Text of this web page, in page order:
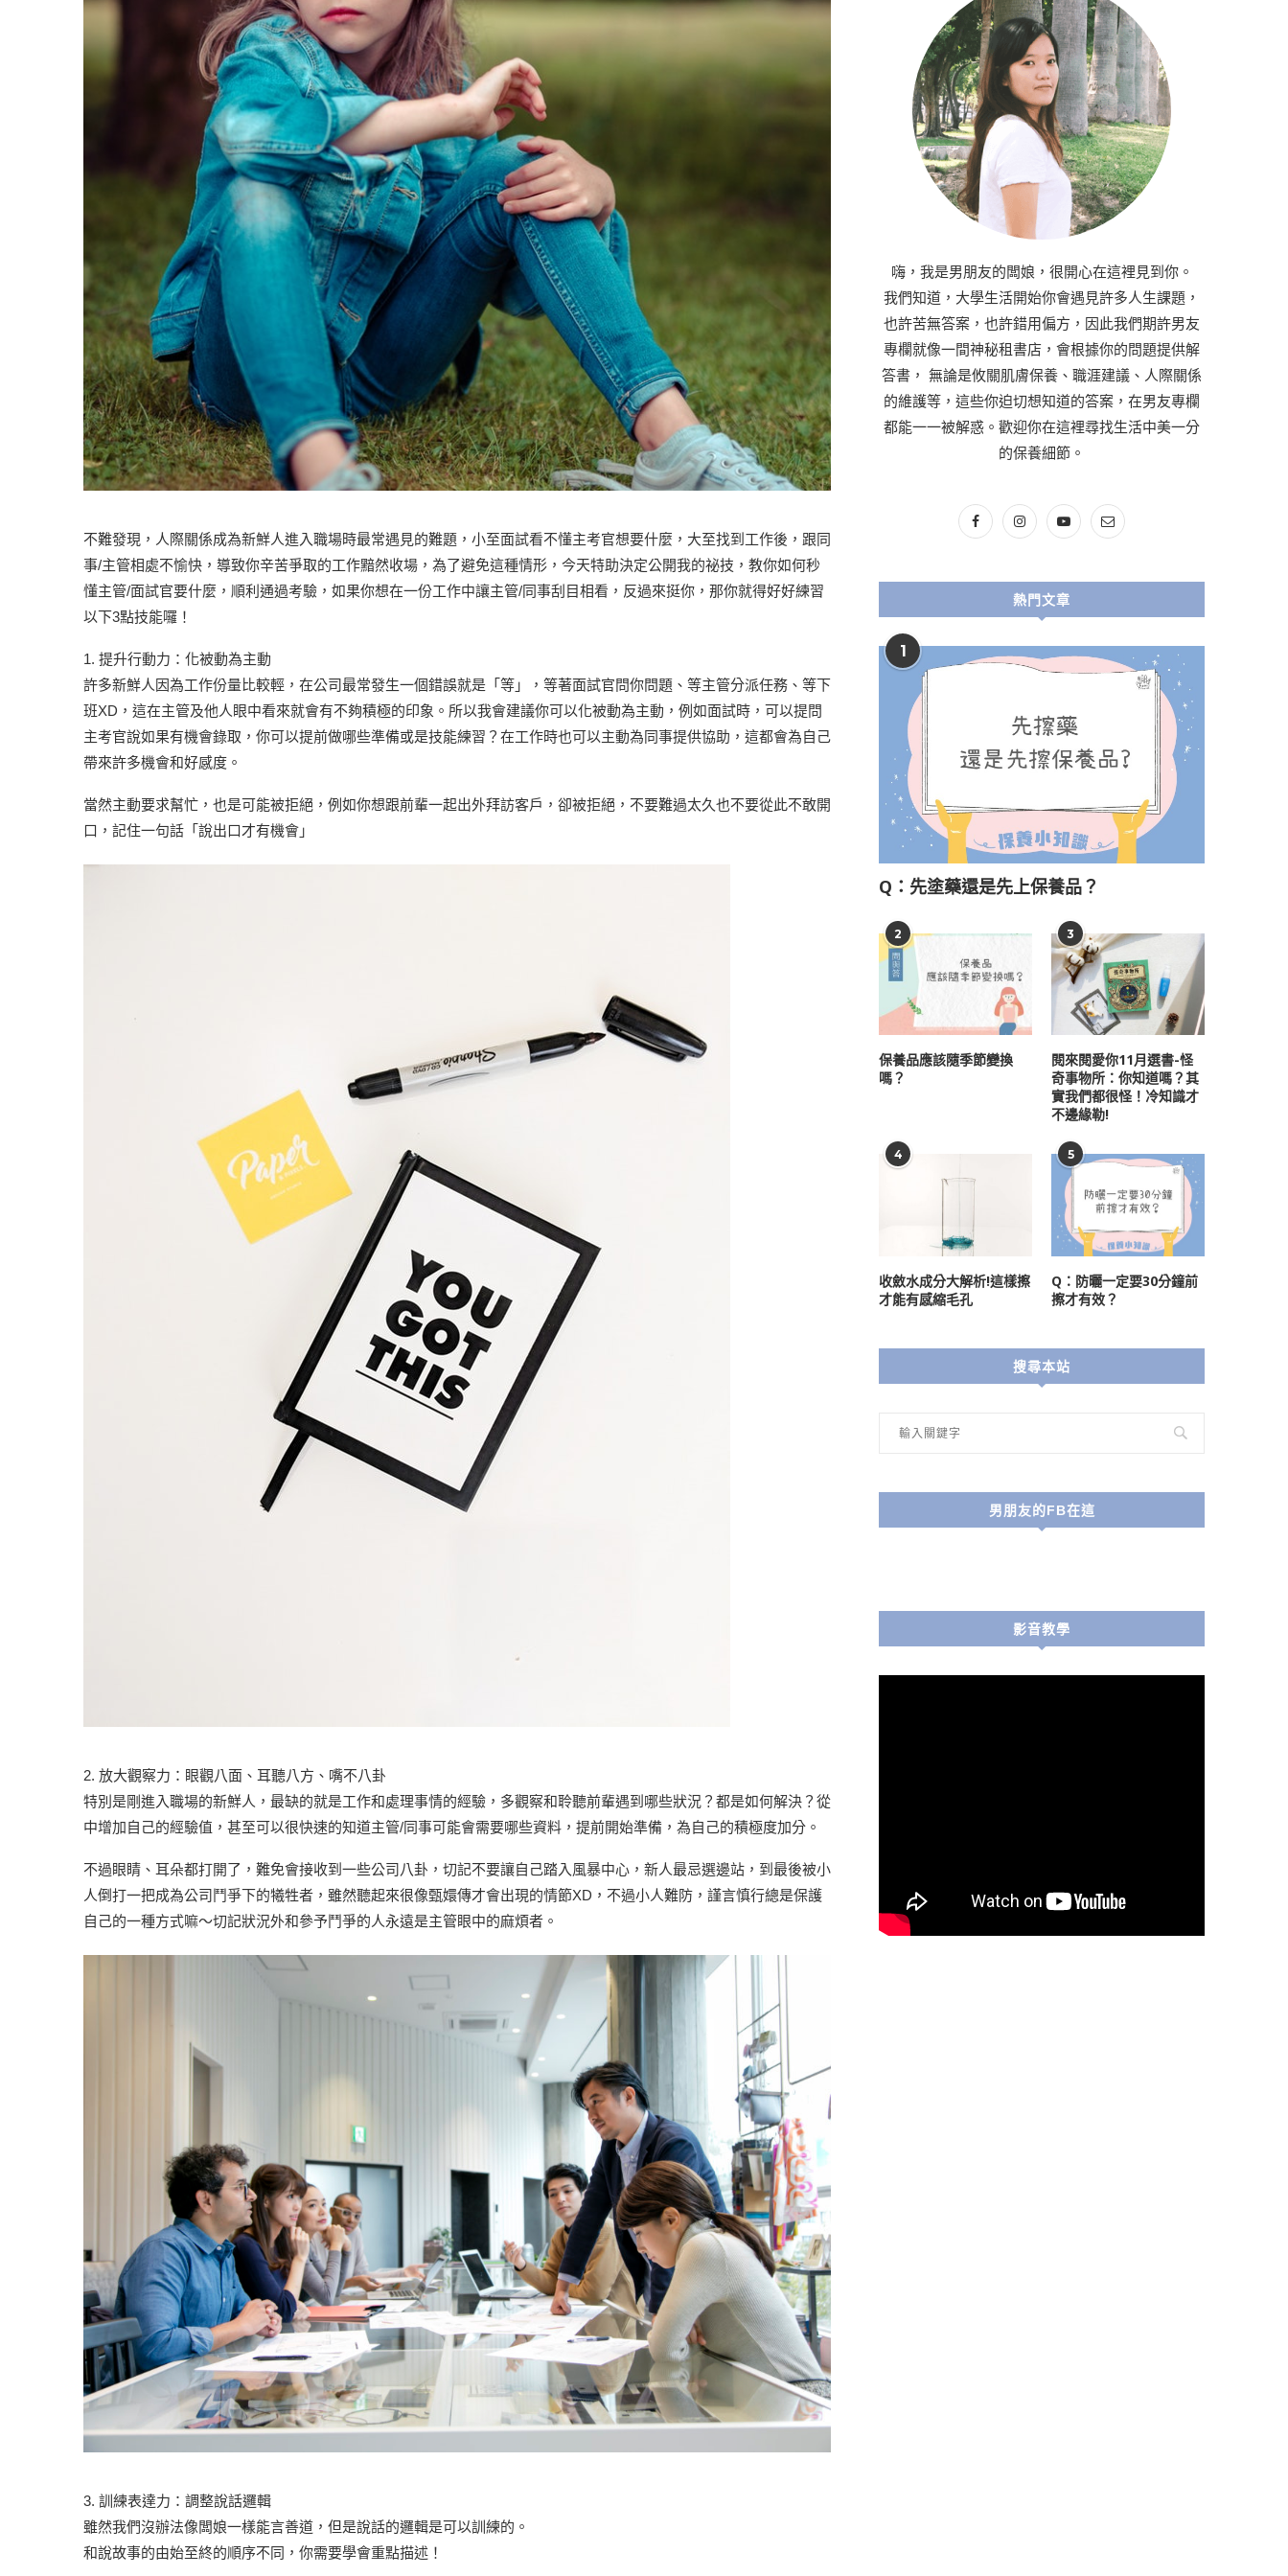
不難發現，人際關係成為新鮮人進入職場時最常遇見的難題，小至面試看不懂主考官想要什麼，大至找到工作後，跟同
事/主管相處不愉快，導致你辛苦爭取的工作黯然收場，為了避免這種情形，今天特助決定公開我的祕技，教你如何秒
懂主管/面試官要什麼，順利通過考驗，如果你想在一份工作中讓主管/同事刮目相看，反過來挺你，那你就得好好練習
以下3點技能囉！
1. 提升行動力：化被動為主動
許多新鮮人因為工作份量比較輕，在公司最常發生一個錯誤就是「等」，等著面試官問你問題、等主管分派任務、等下
班XD，這在主管及他人眼中看來就會有不夠積極的印象。所以我會建議你可以化被動為主動，例如面試時，可以提問
主考官說如果有機會錄取，你可以提前做哪些準備或是技能練習？在工作時也可以主動為同事提供協助，這都會為自己
帶來許多機會和好感度。
當然主動要求幫忙，也是可能被拒絕，例如你想跟前輩一起出外拜訪客戶，卻被拒絕，不要難過太久也不要從此不敢開
口，記住一句話「說出口才有機會」
2. 放大觀察力：眼觀八面、耳聽八方、嘴不八卦
特別是剛進入職場的新鮮人，最缺的就是工作和處理事情的經驗，多觀察和聆聽前輩遇到哪些狀況？都是如何解決？從
中增加自己的經驗值，甚至可以很快速的知道主管/同事可能會需要哪些資料，提前開始準備，為自己的積極度加分。
不過眼睛、耳朵都打開了，難免會接收到一些公司八卦，切記不要讓自己踏入風暴中心，新人最忌選邊站，到最後被小
人倒打一把成為公司鬥爭下的犧牲者，雖然聽起來很像甄嬛傳才會出現的情節XD，不過小人難防，謹言慎行總是保護
自己的一種方式嘛～切記狀況外和參予鬥爭的人永遠是主管眼中的麻煩者。
3. 訓練表達力：調整說話邏輯
雖然我們沒辦法像闆娘一樣能言善道，但是說話的邏輯是可以訓練的。
和說故事的由始至終的順序不同，你需要學會重點描述！
嗨，我是男朋友的闆娘，很開心在這裡見到你。
我們知道，大學生活開始你會遇見許多人生課題，
也許苦無答案，也許錯用偏方，因此我們期許男友
專欄就像一間神秘租書店，會根據你的問題提供解
答書， 無論是攸關肌膚保養、職涯建議、人際關係
的維護等，這些你迫切想知道的答案，在男友專欄
都能一一被解惑。歡迎你在這裡尋找生活中美一分
的保養細節。
熱門文章
1
Q：先塗藥還是先上保養品？
2
保養品應該隨季節變換
嗎？
3
閱來閱愛你11月選書-怪
奇事物所：你知道嗎？其
實我們都很怪！冷知識才
不邊緣勒!
4
收斂水成分大解析!這樣擦
才能有感縮毛孔
5
Q：防曬一定要30分鐘前
擦才有效？
搜尋本站
男朋友的FB在這
影音教學